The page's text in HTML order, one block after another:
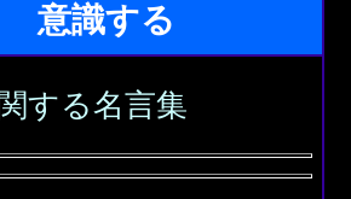
意識する
する名言集